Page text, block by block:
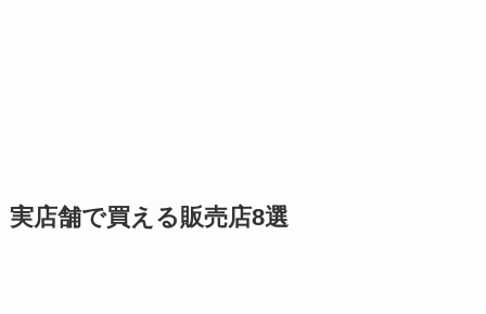
実店舗で買える販売店8選